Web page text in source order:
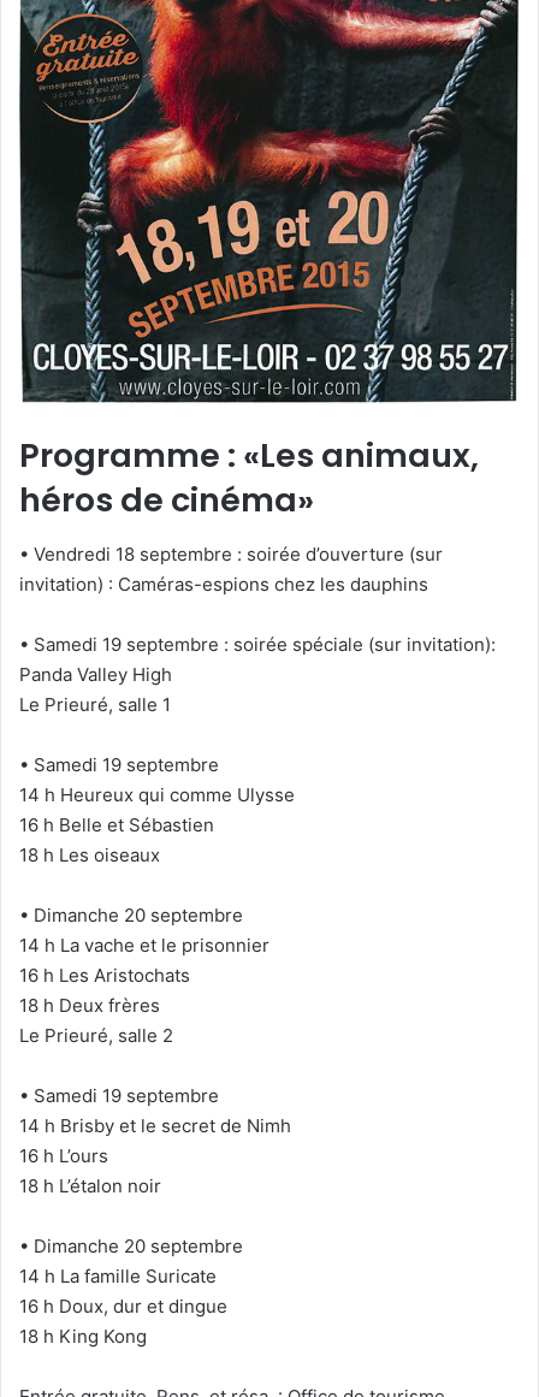
Programme : «Les animaux,
héros de cinéma»
• Vendredi 18 septembre : soirée d’ouverture (sur
invitation) : Caméras-espions chez les dauphins
• Samedi 19 septembre : soirée spéciale (sur invitation):
Panda Valley High
Le Prieuré, salle 1
• Samedi 19 septembre
14 h Heureux qui comme Ulysse
16 h Belle et Sébastien
18 h Les oiseaux
• Dimanche 20 septembre
14 h La vache et le prisonnier
16 h Les Aristochats
18 h Deux frères
Le Prieuré, salle 2
• Samedi 19 septembre
14 h Brisby et le secret de Nimh
16 h L’ours
18 h L’étalon noir
• Dimanche 20 septembre
14 h La famille Suricate
16 h Doux, dur et dingue
18 h King Kong